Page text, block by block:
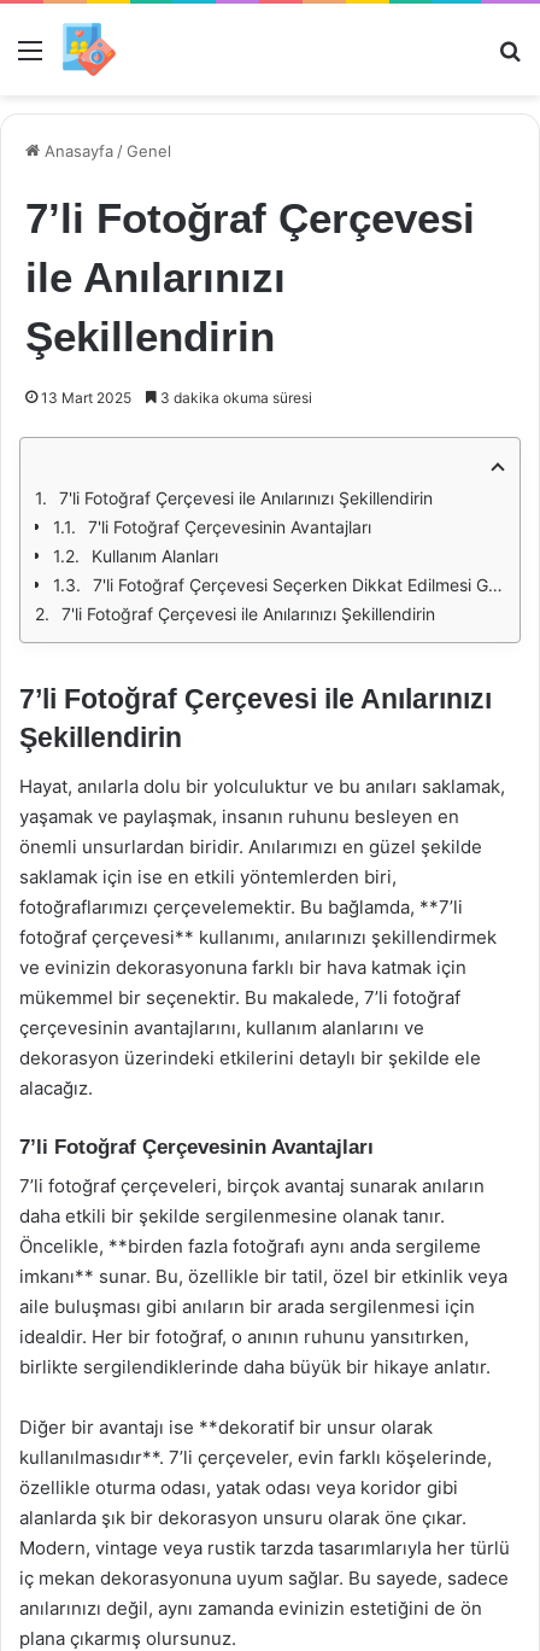
Menü
Anasayfa /Genel
7’li Fotoğraf Çerçevesi
ile Anılarınızı
Şekillendirin
13 Mart 2025 3 dakika okuma süresi
7'li Fotoğraf Çerçevesi ile Anılarınızı Şekillendirin
7'li Fotoğraf Çerçevesinin Avantajları
Kullanım Alanları
7'li Fotoğraf Çerçevesi Seçerken Dikkat Edilmesi Gerekenler
7'li Fotoğraf Çerçevesi ile Anılarınızı Şekillendirin
7’li Fotoğraf Çerçevesi ile Anılarınızı
Şekillendirin
Hayat, anılarla dolu bir yolculuktur ve bu anıları saklamak,
yaşamak ve paylaşmak, insanın ruhunu besleyen en
önemli unsurlardan biridir. Anılarımızı en güzel şekilde
saklamak için ise en etkili yöntemlerden biri,
fotoğraflarımızı çerçevelemektir. Bu bağlamda, **7’li
fotoğraf çerçevesi** kullanımı, anılarınızı şekillendirmek
ve evinizin dekorasyonuna farklı bir hava katmak için
mükemmel bir seçenektir. Bu makalede, 7’li fotoğraf
çerçevesinin avantajlarını, kullanım alanlarını ve
dekorasyon üzerindeki etkilerini detaylı bir şekilde ele
alacağız.
7’li Fotoğraf Çerçevesinin Avantajları
7’li fotoğraf çerçeveleri, birçok avantaj sunarak anıların
daha etkili bir şekilde sergilenmesine olanak tanır.
Öncelikle, **birden fazla fotoğrafı aynı anda sergileme
imkanı** sunar. Bu, özellikle bir tatil, özel bir etkinlik veya
aile buluşması gibi anıların bir arada sergilenmesi için
idealdir. Her bir fotoğraf, o anının ruhunu yansıtırken,
birlikte sergilendiklerinde daha büyük bir hikaye anlatır.
Diğer bir avantajı ise **dekoratif bir unsur olarak
kullanılmasıdır**. 7’li çerçeveler, evin farklı köşelerinde,
özellikle oturma odası, yatak odası veya koridor gibi
alanlarda şık bir dekorasyon unsuru olarak öne çıkar.
Modern, vintage veya rustik tarzda tasarımlarıyla her türlü
iç mekan dekorasyonuna uyum sağlar. Bu sayede, sadece
anılarınızı değil, aynı zamanda evinizin estetiğini de ön
plana çıkarmış olursunuz.